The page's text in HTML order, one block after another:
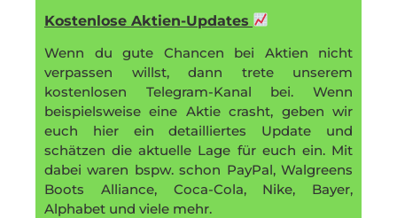
Kostenlose Aktien-Updates
Wenn du gute Chancen bei Aktien nicht
verpassen willst, dann trete unserem
kostenlosen Telegram-Kanal bei. Wenn
beispielsweise eine Aktie crasht, geben wir
euch hier ein detailliertes Update und
schätzen die aktuelle Lage für euch ein. Mit
dabei waren bspw. schon PayPal, Walgreens
Boots Alliance, Coca-Cola, Nike, Bayer,
Alphabet und viele mehr.